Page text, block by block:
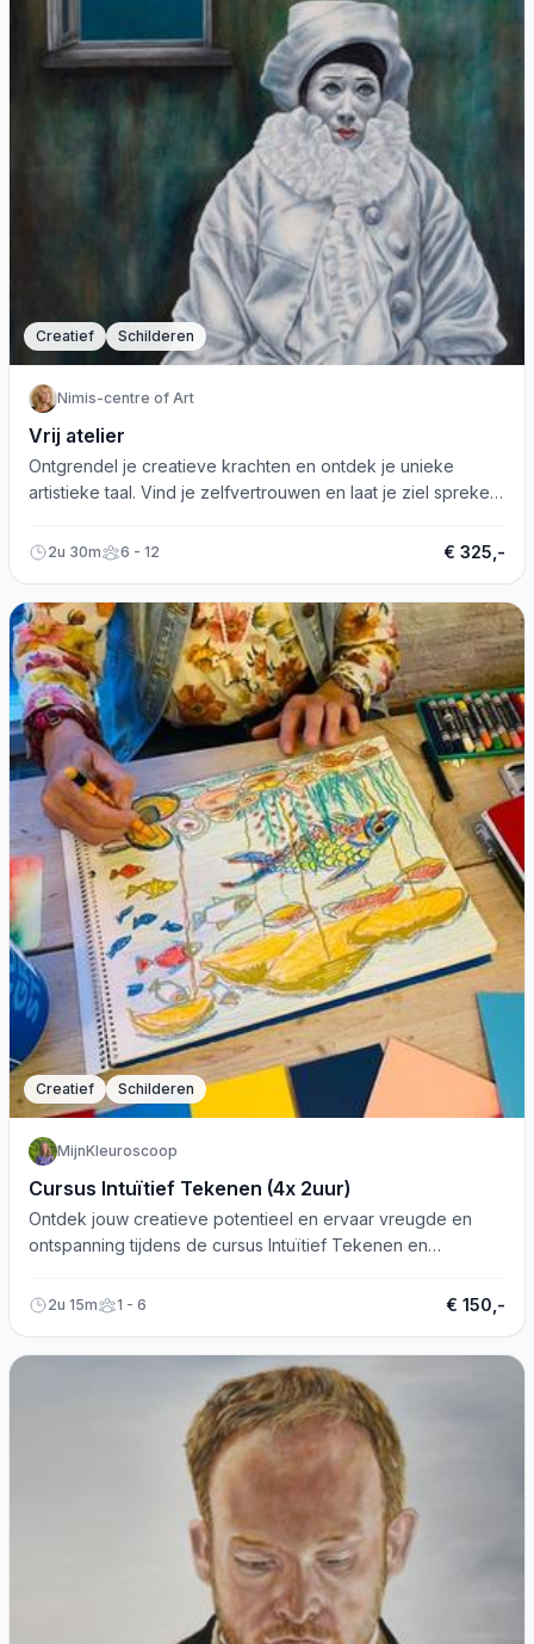
Creatief Schilderen
Nimis-centre of Art
Vrij atelier
Ontgrendel je creatieve krachten en ontdek je unieke
artistieke taal. Vind je zelfvertrouwen en laat je ziel spreken
2u 30m 6 - 12 € 325,-
Creatief Schilderen
MijnKleuroscoop
Cursus Intuïtief Tekenen (4x 2uur)
Ontdek jouw creatieve potentieel en ervaar vreugde en
ontspanning tijdens de cursus Intuïtief Tekenen en
2u 15m 1 - 6 € 150,-